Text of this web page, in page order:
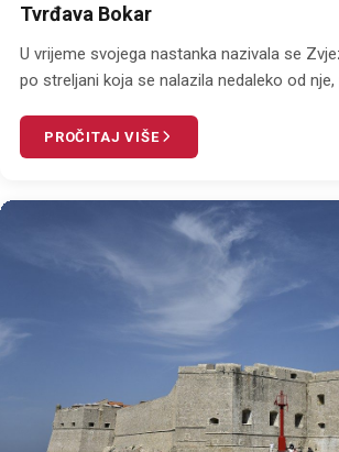
Tvrđava Bokar
U vrijeme svojega nastanka nazivala se
po streljani koja se nalazila nedaleko od nje,
PROČITAJ VIŠE